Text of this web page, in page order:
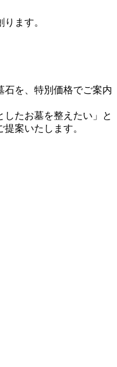
石を、特別価格でご案内
したお墓を整えたい」と
案いたします。